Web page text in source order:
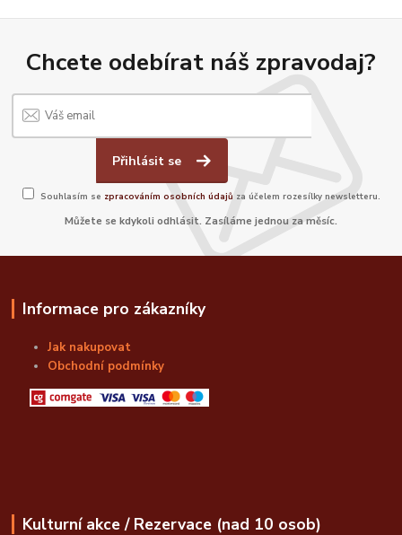
Chcete odebírat náš zpravodaj?
Přihlásit se
Souhlasím se zpracováním osobních údajů za účelem rozesílky newsletteru.
Můžete se kdykoli odhlásit. Zasíláme jednou za měsíc.
Informace pro zákazníky
Jak nakupovat
Obchodní podmínky
Kulturní akce / Rezervace (nad 10 osob)